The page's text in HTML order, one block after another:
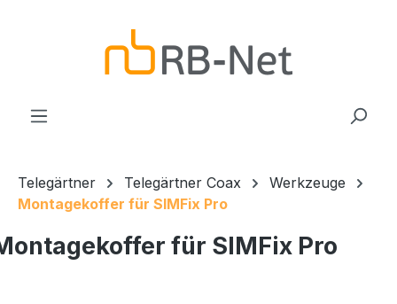
Telegärtner Telegärtner Coax
Werkzeuge
Montagekoffer für SIMFix Pro
für SIMFix Pro